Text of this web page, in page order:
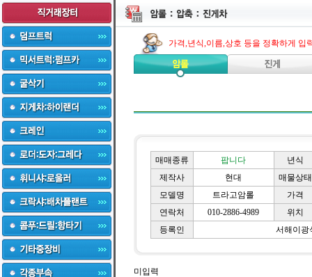
가격,년식,이름,상호 등을 정확하게 입
매매종류 팝니다
년식
제작사
현대
매물상태
모델명
트라고암롤
가격
연락처
010-2886-4989
위치
등록인
서해이광
미입력